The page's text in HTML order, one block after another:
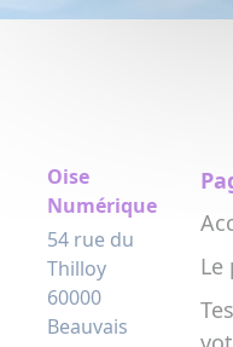
Oise
Numérique
54 rue du
Thilloy
60000
Beauvais
Le